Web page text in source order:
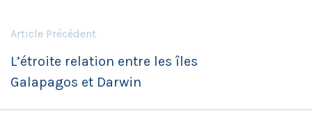
Article Précédent
L’étroite relation entre les îles
Galapagos et Darwin